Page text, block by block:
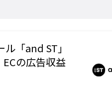
「and ST」
の広告収益